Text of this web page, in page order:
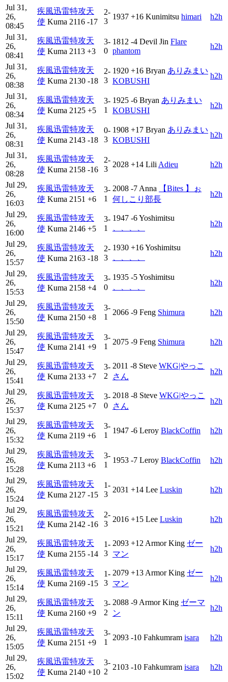
Jul 31,
26,
08:45
疾風迅雷特攻天
使 Kuma 2116 -17
2-
3
1937 +16 Kunimitsu himari h2h
Jul 31,
26,
08:41
疾風迅雷特攻天
使 Kuma 2113 +3
3-
0
1812 -4 Devil Jin Flare
phantom
h2h
Jul 31,
26,
08:38
疾風迅雷特攻天
使 Kuma 2130 -18
2-
3
1920 +16 Bryan ありみまい
KOBUSHI
h2h
Jul 31,
26,
08:34
疾風迅雷特攻天
使 Kuma 2125 +5
3-
1
1925 -6 Bryan ありみまい
KOBUSHI
h2h
Jul 31,
26,
08:31
疾風迅雷特攻天
使 Kuma 2143 -18
0-
3
1908 +17 Bryan ありみまい
KOBUSHI
h2h
Jul 31,
26,
08:28
疾風迅雷特攻天
使 Kuma 2158 -16
2-
3
2028 +14 Lili Adieu h2h
Jul 29,
26,
16:03
疾風迅雷特攻天
使 Kuma 2151 +6
3-
1
2008 -7 Anna
【Bites 】ぉ
何しこり部長
h2h
Jul 29,
26,
16:00
疾風迅雷特攻天
使 Kuma 2146 +5
3-
1
1947 -6Yoshimitsu
h2h
Jul 29,
26,
15:57
疾風迅雷特攻天
使 Kuma 2163 -18
2-
3
1930 +16Yoshimitsu
h2h
Jul 29,
26,
15:53
疾風迅雷特攻天
使 Kuma 2158 +4
3-
0
1935 -5Yoshimitsu
h2h
Jul 29,
26,
15:50
疾風迅雷特攻天
使 Kuma 2150 +8
3-
1
2066 -9 Feng Shimura h2h
Jul 29,
26,
15:47
疾風迅雷特攻天
使 Kuma 2141 +9
3-
1
2075 -9 Feng Shimura h2h
Jul 29,
26,
15:41
疾風迅雷特攻天
使 Kuma 2133 +7
3-
2
2011 -8 Steve WKG|やっこ
さん
h2h
Jul 29,
26,
15:37
疾風迅雷特攻天
使 Kuma 2125 +7
3-
0
2018 -8 Steve WKG|やっこ
さん
h2h
Jul 29,
26,
15:32
疾風迅雷特攻天
使 Kuma 2119 +6
3-
1
1947 -6 Leroy BlackCoffin h2h
Jul 29,
26,
15:28
疾風迅雷特攻天
使 Kuma 2113 +6
3-
1
1953 -7 Leroy BlackCoffin h2h
Jul 29,
26,
15:24
疾風迅雷特攻天
使 Kuma 2127 -15
1-
3
2031 +14 Lee Luskin h2h
Jul 29,
26,
15:21
疾風迅雷特攻天
使 Kuma 2142 -16
2-
3
2016 +15 Lee Luskin h2h
Jul 29,
26,
15:17
疾風迅雷特攻天
使 Kuma 2155 -14
1-
3
2093 +12 Armor King ゼー
マン
h2h
Jul 29,
26,
15:14
疾風迅雷特攻天
使 Kuma 2169 -15
1-
3
2079 +13 Armor King ゼー
マン
h2h
Jul 29,
26,
15:11
疾風迅雷特攻天
使 Kuma 2160 +9
3-
2
2088 -9 Armor King ゼーマ
ン
h2h
Jul 29,
26,
15:05
疾風迅雷特攻天
使 Kuma 2151 +9
3-
1
2093 -10 Fahkumram isara h2h
Jul 29,
26,
15:02
疾風迅雷特攻天
使 Kuma 2140 +10
3-
2
2103 -10 Fahkumram isara h2h